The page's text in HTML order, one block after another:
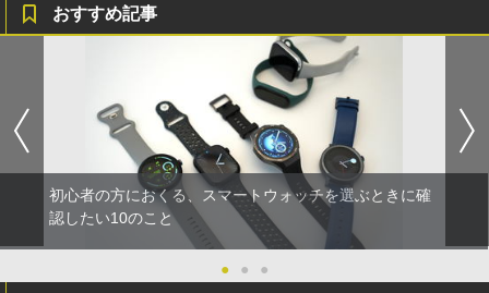
おすすめ記事
初心者の方におくる、スマートウォッチを選ぶときに確
認したい10のこと
● ● ●